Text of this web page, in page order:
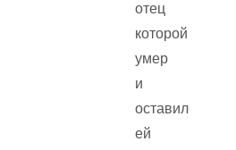
отец
которой
умер
и
оставил
ей